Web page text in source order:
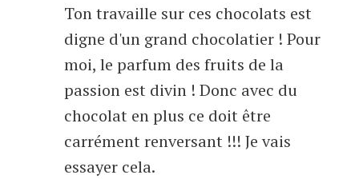
Ton travaille sur ces chocolats est
digne d'un grand chocolatier ! Pour
moi, le parfum des fruits de la
passion est divin ! Donc avec du
chocolat en plus ce doit être
carrément renversant !!! Je vais
essayer cela.